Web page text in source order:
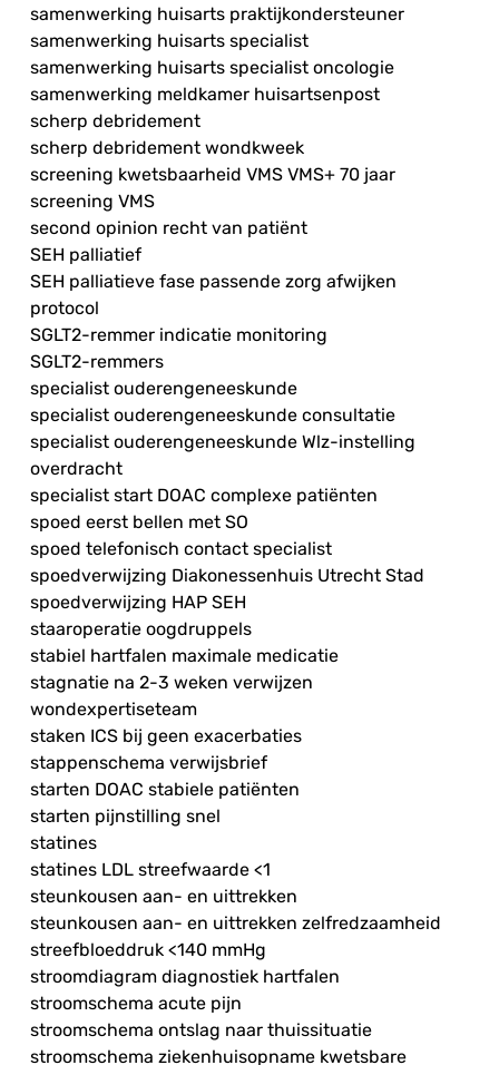
samenwerking huisarts praktijkondersteuner
samenwerking huisarts specialist
samenwerking huisarts specialist oncologie
samenwerking meldkamer huisartsenpost
scherp debridement
scherp debridement wondkweek
screening kwetsbaarheid VMS VMS+ 70 jaar
screening VMS
second opinion recht van patiënt
SEH palliatief
SEH palliatieve fase passende zorg afwijken
protocol
SGLT2-remmer indicatie monitoring
SGLT2-remmers
specialist ouderengeneeskunde
specialist ouderengeneeskunde consultatie
specialist ouderengeneeskunde Wlz-instelling
overdracht
specialist start DOAC complexe patiënten
spoed eerst bellen met SO
spoed telefonisch contact specialist
spoedverwijzing Diakonessenhuis Utrecht Stad
spoedverwijzing HAP SEH
staaroperatie oogdruppels
stabiel hartfalen maximale medicatie
stagnatie na 2-3 weken verwijzen
wondexpertiseteam
staken ICS bij geen exacerbaties
stappenschema verwijsbrief
starten DOAC stabiele patiënten
starten pijnstilling snel
statines
statines LDL streefwaarde <1
steunkousen aan- en uittrekken
steunkousen aan- en uittrekken zelfredzaamheid
streefbloeddruk <140 mmHg
stroomdiagram diagnostiek hartfalen
stroomschema acute pijn
stroomschema ontslag naar thuissituatie
stroomschema ziekenhuisopname kwetsbare